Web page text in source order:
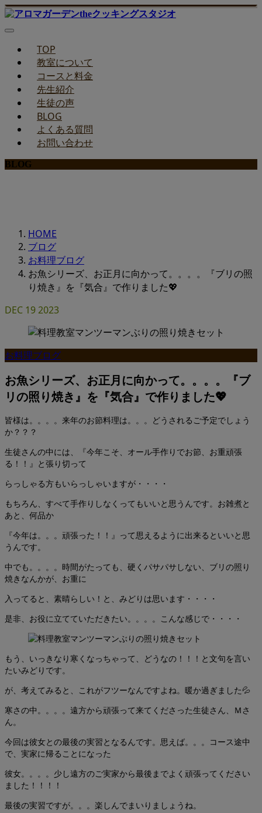
TOP
教室について
コースと料金
先生紹介
生徒の声
BLOG
よくある質問
お問い合わせ
BLOG
HOME
ブログ
お料理ブログ
お魚シリーズ、お正月に向かって。。。。『ブリの照
り焼き』を『気合』で作りました💖
DEC 192023
お料理ブログ
お魚シリーズ、お正月に向かって。。。。『ブ
リの照り焼き』を『気合』で作りました💖
皆様は。。。。来年のお節料理は。。。どうされるご予定でしょう
か？？？
生徒さんの中には、『今年こそ、オール手作りでお節、お重頑張
る！！』と張り切って
らっしゃる方もいらっしゃいますが・・・・
もちろん、すべて手作りしなくってもいいと思うんです。お雑煮と
あと、何品か
『今年は。。。頑張った！！』って思えるように出来るといいと思
うんです。
中でも。。。。時間がたっても、硬くパサパサしない、ブリの照り
焼きなんかが、お重に
入ってると、素晴らしい！と、みどりは思います・・・・
是非、お役に立てていただきたい。。。。こんな感じで・・・・
もう、いっきなり寒くなっちゃって、どうなの！！！と文句を言い
たいみどりです。
が、考えてみると、これがフツーなんですよね。暖か過ぎました💦
寒さの中。。。。遠方から頑張って来てくださった生徒さん、Ｍさ
ん。
今回は彼女との最後の実習となるんです。思えば。。。コース途中
で、実家に帰ることになった
彼女。。。。少し遠方のご実家から最後までよく頑張ってください
ました！！！！
最後の実習ですが。。。楽しんでまいりましょうね。